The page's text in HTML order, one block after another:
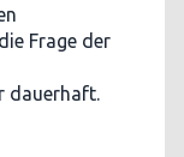
Frage der
dauerhaft.